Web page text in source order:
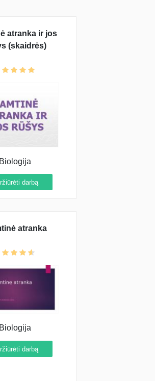
atranka ir jos
(skaidrės)
Biologija
darbą
atranka
Biologija
darbą